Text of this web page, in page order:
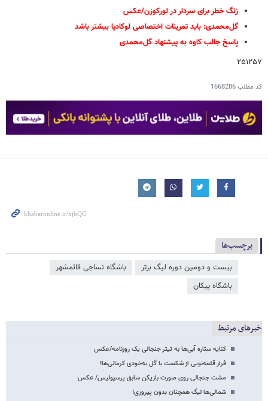
زنگ خطر برای سردار در لورکوزن/عکس
گل‌محمدی: باید تمرینات اختصاصی لوکادیا بیشتر باشد
پاسخ جالب کاوه به پیشنهاد گل‌محمدی
۲۵۱۲۵۷
کد مطلب1668286
برچسب‌ها
بیست و دومین دوره لیگ برتر
باشگاه نساجی قائمشهر
باشگاه پیکان
خبرهای مرتبط
کنایه ستاره آبی‌ها به تیتر جنجالی یک روزنامه/عکس
فرار قلعه‌نویی از شکست با گل به‌خودی کرمانی‌ها!
مشت جنجالی روی صورت بازیکن سابق پرسپولیس/ عکس
شمالی‌ها لیگ همچنان بدون پیروزی!